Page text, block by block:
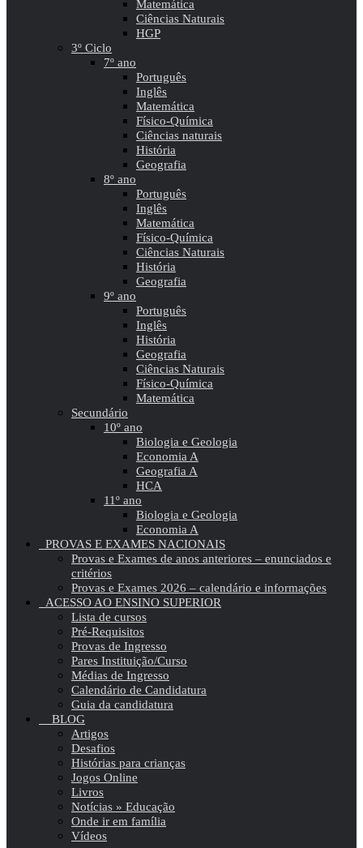
Matemática
Ciências Naturais
HGP
3º Ciclo
7º ano
Português
Inglês
Matemática
Físico-Química
Ciências naturais
História
Geografia
8º ano
Português
Inglês
Matemática
Físico-Química
Ciências Naturais
História
Geografia
9º ano
Português
Inglês
História
Geografia
Ciências Naturais
Físico-Química
Matemática
Secundário
10º ano
Biologia e Geologia
Economia A
Geografia A
HCA
11º ano
Biologia e Geologia
Economia A
PROVAS E EXAMES NACIONAIS
Provas e Exames de anos anteriores – enunciados e
critérios
Provas e Exames 2026 – calendário e informações
ACESSO AO ENSINO SUPERIOR
Lista de cursos
Pré-Requisitos
Provas de Ingresso
Pares Instituição/Curso
Médias de Ingresso
Calendário de Candidatura
Guia da candidatura
BLOG
Artigos
Desafios
Histórias para crianças
Jogos Online
Livros
Notícias » Educação
Onde ir em família
Vídeos